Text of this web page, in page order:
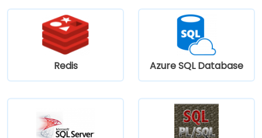
Redis Azure SQL Database